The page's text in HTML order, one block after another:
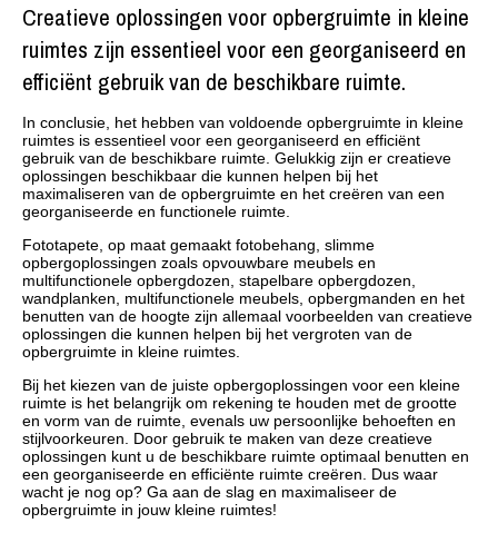
Creatieve oplossingen voor opbergruimte in kleine
ruimtes zijn essentieel voor een georganiseerd en
efficiënt gebruik van de beschikbare ruimte.
In conclusie, het hebben van voldoende opbergruimte in kleine
ruimtes is essentieel voor een georganiseerd en efficiënt
gebruik van de beschikbare ruimte. Gelukkig zijn er creatieve
oplossingen beschikbaar die kunnen helpen bij het
maximaliseren van de opbergruimte en het creëren van een
georganiseerde en functionele ruimte.
Fototapete, op maat gemaakt fotobehang, slimme
opbergoplossingen zoals opvouwbare meubels en
multifunctionele opbergdozen, stapelbare opbergdozen,
wandplanken, multifunctionele meubels, opbergmanden en het
benutten van de hoogte zijn allemaal voorbeelden van creatieve
oplossingen die kunnen helpen bij het vergroten van de
opbergruimte in kleine ruimtes.
Bij het kiezen van de juiste opbergoplossingen voor een kleine
ruimte is het belangrijk om rekening te houden met de grootte
en vorm van de ruimte, evenals uw persoonlijke behoeften en
stijlvoorkeuren. Door gebruik te maken van deze creatieve
oplossingen kunt u de beschikbare ruimte optimaal benutten en
een georganiseerde en efficiënte ruimte creëren. Dus waar
wacht je nog op? Ga aan de slag en maximaliseer de
opbergruimte in jouw kleine ruimtes!